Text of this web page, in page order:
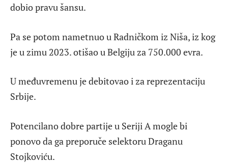
dobio pravu šansu.
Pa se potom nametnuo u Radničkom iz Niša, iz kog
je u zimu 2023. otišao u Belgiju za 750.000 evra.
U međuvremenu je debitovao i za reprezentaciju
Srbije.
Potencilano dobre partije u Seriji A mogle bi
ponovo da ga preporuče selektoru Draganu
Stojkoviću.